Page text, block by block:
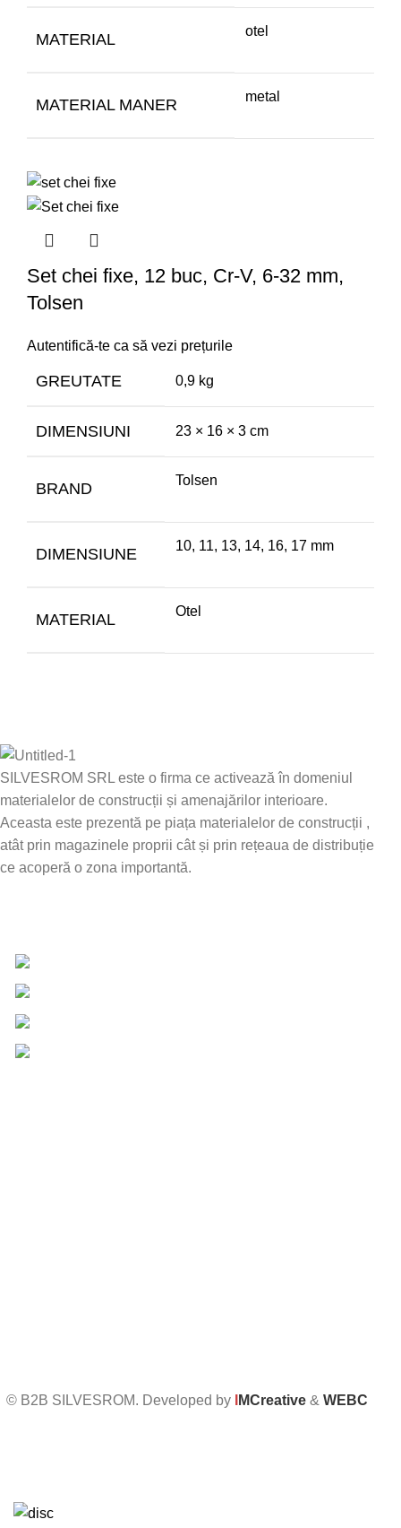
MATERIAL otel
MATERIAL MANER metal
Set chei fixe, 12 buc, Cr-V, 6-32 mm,
Tolsen
Autentifică-te ca să vezi prețurile
GREUTATE 0,9 kg
DIMENSIUNI 23 × 16 × 3 cm
BRAND Tolsen
DIMENSIUNE 10, 11, 13, 14, 16, 17 mm
MATERIAL Otel
SILVESROM SRL este o firma ce activează în domeniul
materialelor de construcții și amenajărilor interioare.
Aceasta este prezentă pe piața materialelor de construcții ,
atât prin magazinele proprii cât și prin rețeaua de distribuție
ce acoperă o zona importantă.
© B2B SILVESROM. Developed by MCreative &WEBC